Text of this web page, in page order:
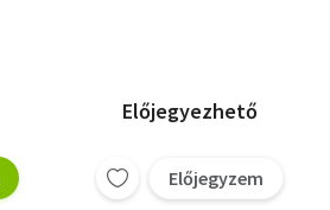
Előjegyezhető
Előjegyzem